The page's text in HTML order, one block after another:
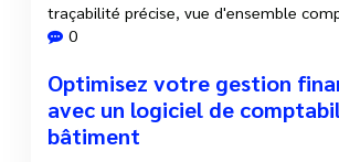
traçabilité précise vue d'ensemble
0
Optimisez votre gestion
avec un logiciel de
bâtiment